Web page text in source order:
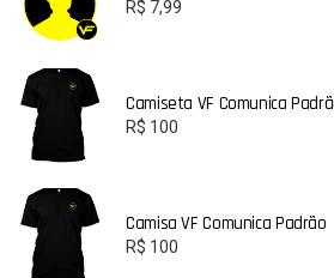
R$ 7,99
Camiseta VF Comunica
R$ 100
Camisa VF Comunica Padrão
R$ 100